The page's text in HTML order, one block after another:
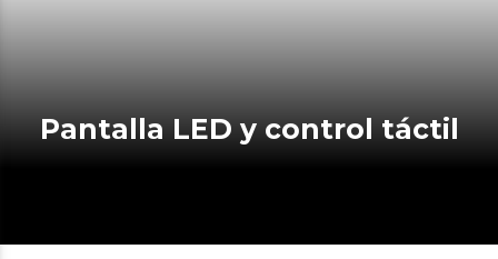
Pantalla LED y control táctil